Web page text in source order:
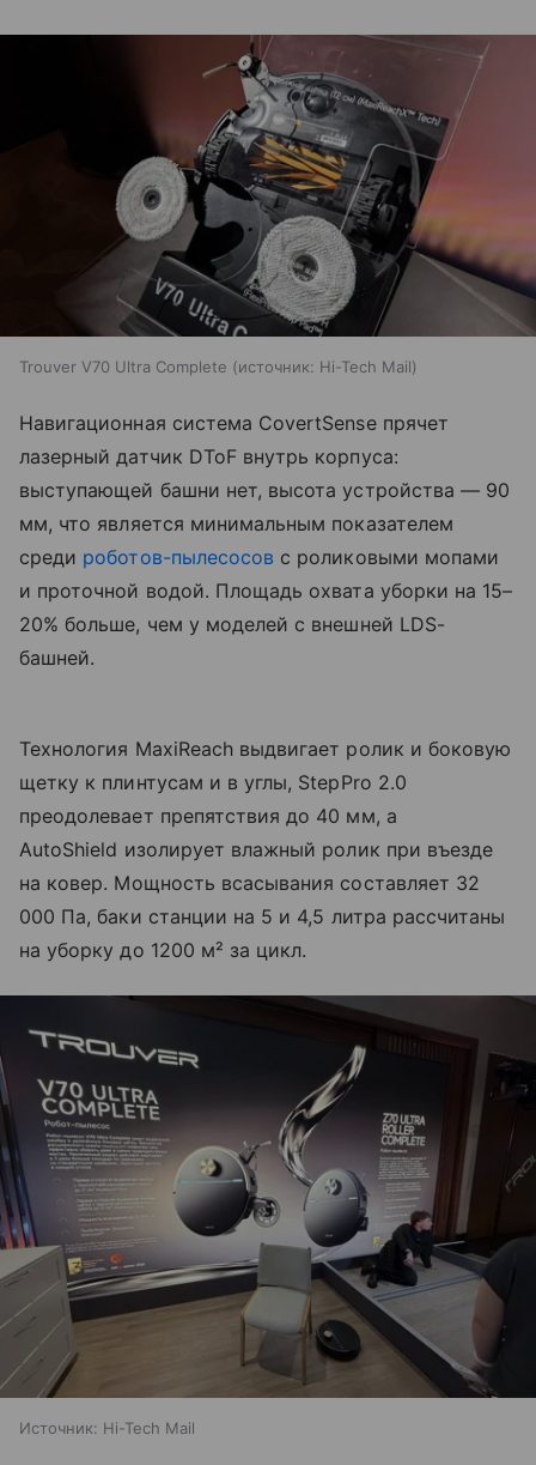
Trouver V70 Ultra Complete источник: Hi-Tech Mail
Навигационная система CovertSense прячет
лазерный датчик DToF внутрь корпуса:
выступающей башни нет, высота устройства — 90
мм, что является минимальным показателем
среди роботов-пылесосов с роликовыми мопами
и проточной водой. Площадь охвата уборки на 15–
20% больше, чем у моделей с внешней LDS-
башней.
Технология MaxiReach выдвигает ролик и боковую
щетку к плинтусам и в углы, StepPro 2.0
преодолевает препятствия до 40 мм, а
AutoShield изолирует влажный ролик при въезде
на ковер. Мощность всасывания составляет 32
000 Па, баки станции на 5 и 4,5 литра рассчитаны
на уборку до 1200 м² за цикл.
Источник: Hi-Tech Mail